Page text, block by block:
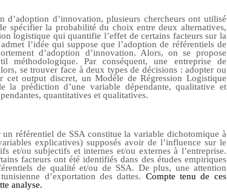
d’innovation, plusieurs chercheurs ont utilisé
spécifier la probabilité du choix entre deux alternatives,
logistique qui quantifie l’effet de certains facteurs sur la
l’idée qui suppose que l’adoption de référentiels de
d’adoption d’innovation. Alors, on se propose
méthodologique. Par conséquent, une entreprise de
se trouver face à deux types de décisions : adopter ou
output discret, un Modèle de Régression Logistique
prédiction d’une variable dépendante, qualitative et
quantitatives et qualitatives.
référentiel de SSA constitue la variable dichotomique à
explicatives) supposés avoir de l’influence sur le
et/ou subjectifs et internes et/ou externes à l’entreprise.
facteurs ont été identifiés dans des études empiriques
de qualité et/ou de SSA. De plus, une attention
d’exportation des dattes. Compte tenu de ces
analyse.